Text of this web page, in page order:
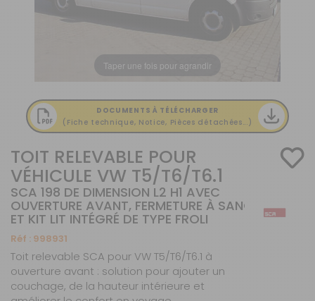
Taper une fois pour agrandir
DOCUMENTS À TÉLÉCHARGER
(Fiche technique, Notice, Pièces détachées...)
TOIT RELEVABLE POUR
VÉHICULE VW T5/T6/T6.1
SCA 198 DE DIMENSION L2 H1 AVEC
OUVERTURE AVANT, FERMETURE À SANGLES
ET KIT LIT INTÉGRÉ DE TYPE FROLI
Réf : 998931
Toit relevable SCA pour VW T5/T6/T6.1 à
ouverture avant : solution pour ajouter un
couchage, de la hauteur intérieure et